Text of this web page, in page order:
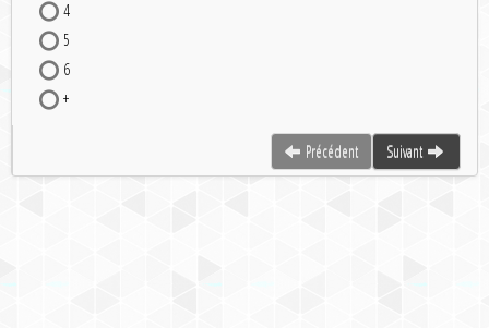
4
5
6
+
Précédent Suivant